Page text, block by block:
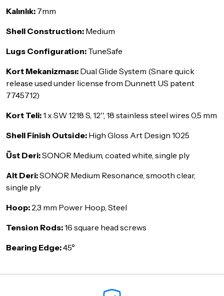
İade ve değişim koşulları, ürün kategorilerine göre farklılık
iade/değişim şartlarını kontrol ettiğinizden emin olun.
Detaylar içintıklayınız
Kalınlık: 7mm
Shell Construction: Medium
Lugs Configuration: TuneSafe
Kort Mekanizması: Dual Glide System (Snare quick
release used under license from Dunnett US patent
7745712)
Kort Teli:1 x SW 1218 S, 12'', 18 stainless steel wires 0,5 mm
Shell Finish Outside: High Gloss Art Design 1025
Üst Deri:SONOR Medium, coated white, single ply
Alt Deri:SONOR Medium Resonance, smooth clear,
single ply
Hoop: 2,3 mm Power Hoop, Steel
Tension Rods:16 square head screws
Bearing Edge:45°